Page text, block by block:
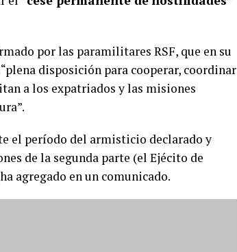
por las paramilitares RSF, que en su
disposición para cooperar, coordinar
a los expatriados y las misiones
el período del armisticio declarado y
de la segunda parte (el Ejécito de
agregado en un comunicado.